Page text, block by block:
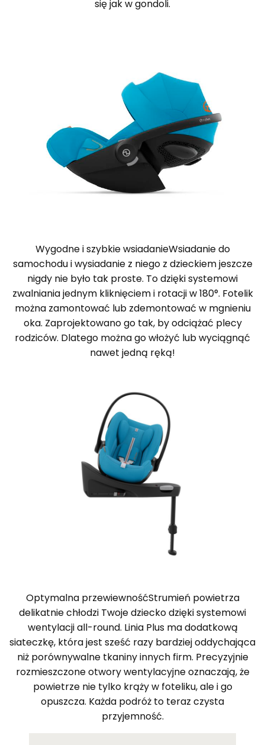
się jak w gondoli.
Wygodne i szybkie wsiadanieWsiadanie do
samochodu i wysiadanie z niego z dzieckiem jeszcze
nigdy nie było tak proste. To dzięki systemowi
zwalniania jednym kliknięciem i rotacji w 180°. Fotelik
można zamontować lub zdemontować w mgnieniu
oka. Zaprojektowano go tak, by odciążać plecy
rodziców. Dlatego można go włożyć lub wyciągnąć
nawet jedną ręką!
Optymalna przewiewnośćStrumień powietrza
delikatnie chłodzi Twoje dziecko dzięki systemowi
wentylacji all-round. Linia Plus ma dodatkową
siateczkę, która jest sześć razy bardziej oddychająca
niż porównywalne tkaniny innych firm. Precyzyjnie
rozmieszczone otwory wentylacyjne oznaczają, że
powietrze nie tylko krąży w foteliku, ale i go
opuszcza. Każda podróż to teraz czysta
przyjemność.